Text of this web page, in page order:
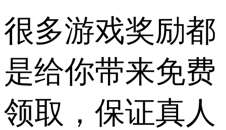
很多游戏奖励都
是给你带来免费
领取，保证真人